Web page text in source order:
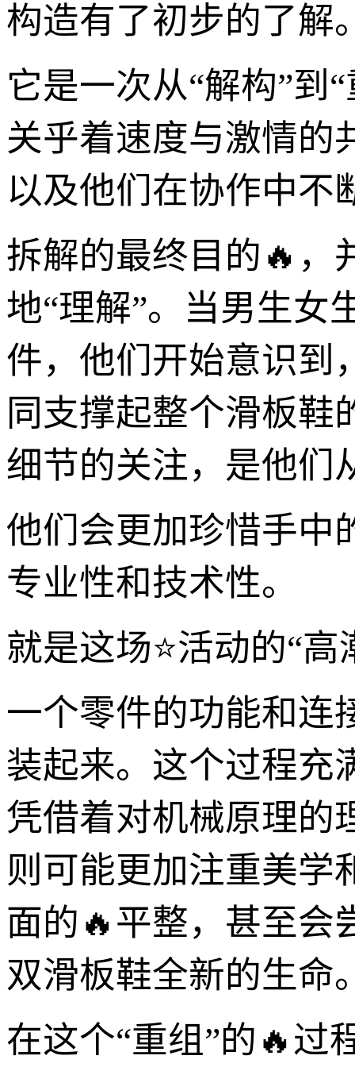
构造有了初步的了解
它是一次从“解构”到
关乎着速度与激情的
以及他们在协作中不
拆解的最终目的🔥，
地“理解”。当男生女
件，他们开始意识到
同支撑起整个滑板
细节的关注，是他们
他们会更加珍惜手中
专业性和技术性。
就是这场⭐活动的“
一个零件的功能和连
装起来。这个过程充
凭借着对机械原理的
则可能更加注重美学
面的🔥平整，甚至会
双滑板鞋全新的生命
在这个“重组”的🔥过